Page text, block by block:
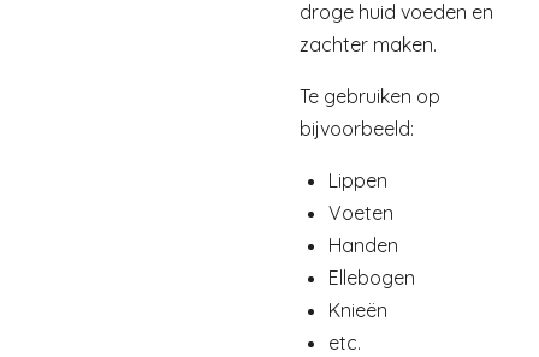
droge huid voeden en
zachter maken.
Te gebruiken op
bijvoorbeeld:
Lippen
Voeten
Handen
Ellebogen
Knieën
etc.